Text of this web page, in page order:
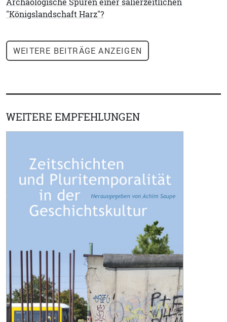
"Königslandschaft Harz"?
WEITERE BEITRÄGE ANZEIGEN
WEITERE EMPFEHLUNGEN